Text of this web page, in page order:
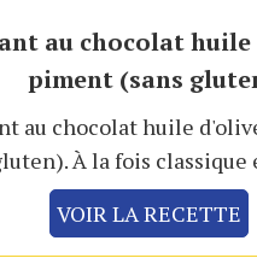
au chocolat huile
piment (sans
au chocolat huile
À la fois
VOIR LA RECETTE